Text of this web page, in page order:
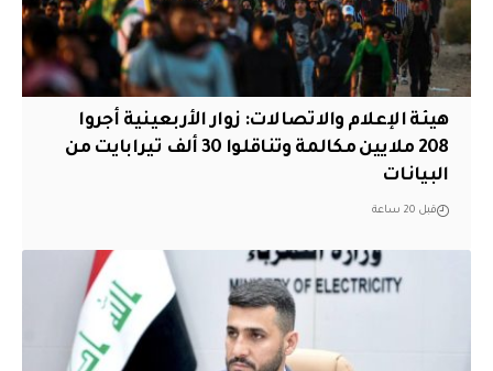
هيئة الإعلام والاتصالات: زوار الأربعينية أجروا
208 ملايين مكالمة وتناقلوا 30 ألف تيرابايت من
البيانات
قبل 20 ساعة